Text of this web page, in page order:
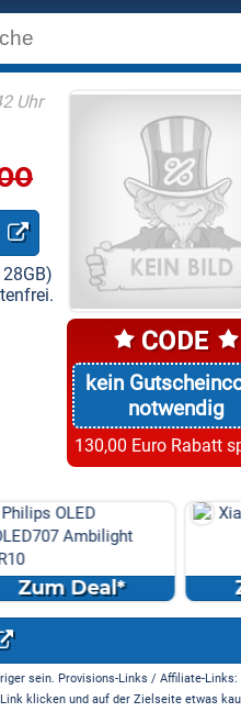
kein
notwendig
130,00 Euro Rabatt
Uhr
Xiaomi Mi Smart
Zum Deal*
sein. Provisions-Links / Affiliate-
klicken und auf der Zielseite etwas